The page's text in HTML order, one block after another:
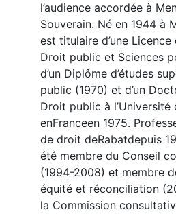
l’audience accordée à
Souverain. Né en 1944 à
est titulaire d’une
Droit public et Sciences
d’un Diplôme d’études
public (1970) et d’un
Droit public à l’Université
enFranceen 1975.
de droit deRabatdepuis
été membre du Conseil
(1994-2008) et membre
équité et réconciliation
la Commission